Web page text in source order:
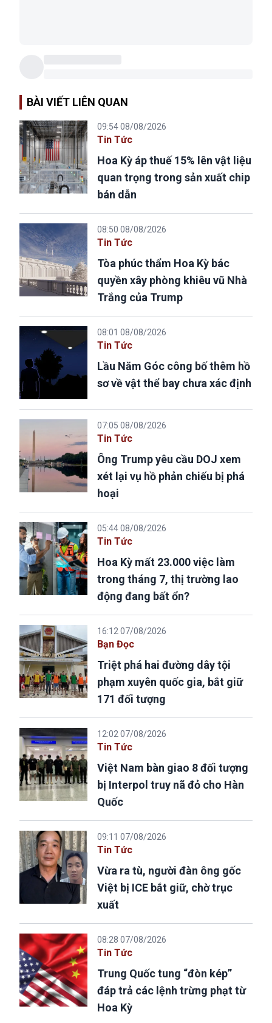
BÀI VIẾT LIÊN QUAN
09:54 08/08/2026
Tin Tức
Hoa Kỳ áp thuế 15% lên vật liệu
quan trọng trong sản xuất chip
bán dẫn
08:50 08/08/2026
Tin Tức
Tòa phúc thẩm Hoa Kỳ bác
quyền xây phòng khiêu vũ Nhà
Trắng của Trump
08:01 08/08/2026
Tin Tức
Lầu Năm Góc công bố thêm hồ
sơ về vật thể bay chưa xác định
07:05 08/08/2026
Tin Tức
Ông Trump yêu cầu DOJ xem
xét lại vụ hồ phản chiếu bị phá
hoại
05:44 08/08/2026
Tin Tức
Hoa Kỳ mất 23.000 việc làm
trong tháng 7, thị trường lao
động đang bất ổn?
16:12 07/08/2026
Bạn Đọc
Triệt phá hai đường dây tội
phạm xuyên quốc gia, bắt giữ
171 đối tượng
12:02 07/08/2026
Tin Tức
Việt Nam bàn giao 8 đối tượng
bị Interpol truy nã đỏ cho Hàn
Quốc
09:11 07/08/2026
Tin Tức
Vừa ra tù, người đàn ông gốc
Việt bị ICE bắt giữ, chờ trục
xuất
08:28 07/08/2026
Tin Tức
Trung Quốc tung “đòn kép”
đáp trả các lệnh trừng phạt từ
Hoa Kỳ